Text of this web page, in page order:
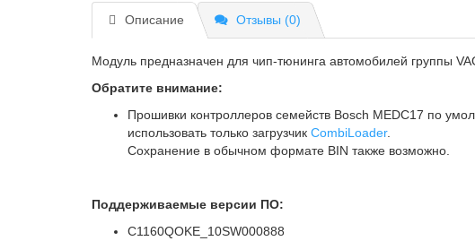
Описание Отзывы (0)
Модуль предназначен для чип-тюнинга автомобилей группы
Обратите внимание:
Прошивки контроллеров семейств Bosch МEDC17 по
использовать только загрузчик CombiLoader.
Сохранение в обычном формате BIN также возможно.
Поддерживаемые версии ПО:
C1160QOKE_10SW000888